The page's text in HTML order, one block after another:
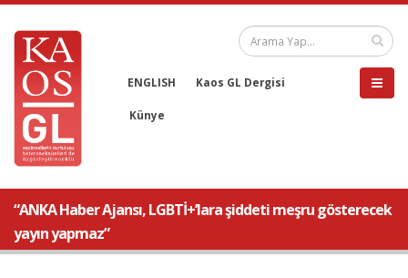
ENGLISH Kaos GL Dergisi
Künye
“ANKA Haber Ajansı, LGBTİ+’lara şiddeti meşru gösterecek
yayın yapmaz”